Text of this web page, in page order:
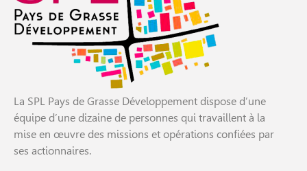
La SPL Pays de Grasse Développement dispose d’une
équipe d’une dizaine de personnes qui travaillent à la
mise en œuvre des missions et opérations confiées par
ses actionnaires.